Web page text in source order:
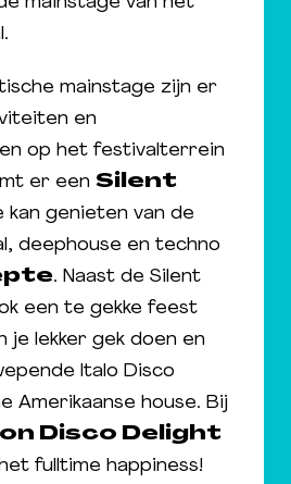
mainstage zijn er
en
op het festivalterrein
er een Silent
kan genieten van de
deephouse en techno
. Naast de Silent
een te gekke feest
je lekker gek doen en
Italo Disco
Amerikaanse house. Bij
Disco Delight
fulltime happiness!